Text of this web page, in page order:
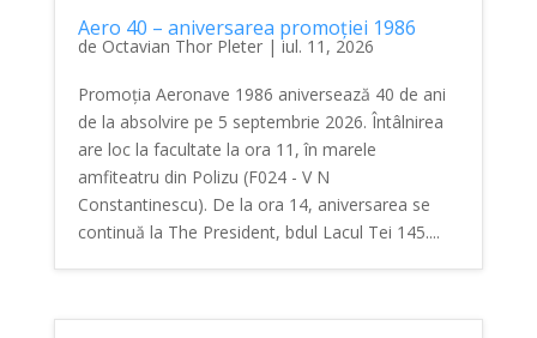
Aero 40 – aniversarea promoției 1986
de Octavian Thor Pleter|iul. 11, 2026
Promoția Aeronave 1986 aniversează 40 de ani
de la absolvire pe 5 septembrie 2026. Întâlnirea
are loc la facultate la ora 11, în marele
amfiteatru din Polizu (F024 - V N
Constantinescu). De la ora 14, aniversarea se
continuă la The President, bdul Lacul Tei 145....